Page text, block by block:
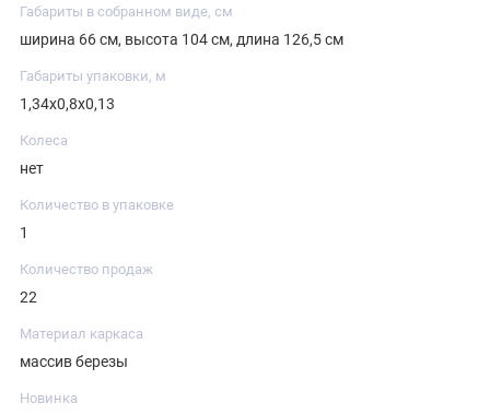
Габариты в собранном виде, см
ширина 66 см, высота 104 см, длина 126,5 см
Габариты упаковки, м
1,34х0,8х0,13
Колеса
нет
Количество в упаковке
1
Количество продаж
22
Материал каркаса
массив березы
Новинка